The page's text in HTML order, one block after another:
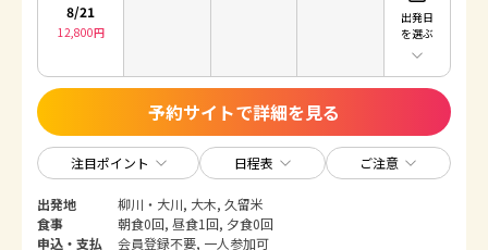
8/21
12,800円
出発日
を選ぶ
予約サイトで詳細を見る
注目ポイント 日程表 ご注意
出発地
柳川・大川, 大木, 久留米
食事
朝食0回, 昼食1回, 夕食0回
申込・支払
会員登録不要, 一人参加可